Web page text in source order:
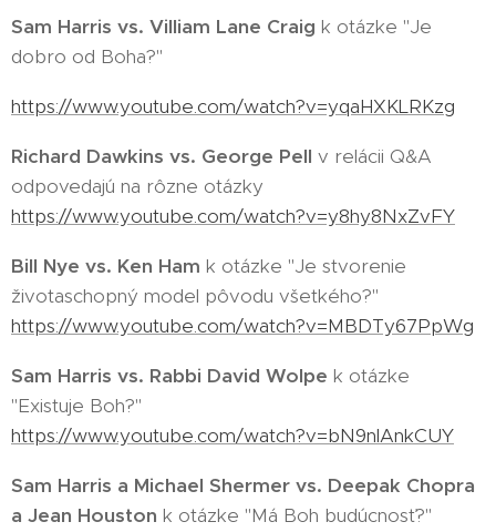
Sam Harris vs. Villiam Lane Craig k otázke "Je
dobro od Boha?"
https://www.youtube.com/watch?v=yqaHXKLRKzg
Richard Dawkins vs. George Pell v relácii Q&A
odpovedajú na rôzne otázky
https://www.youtube.com/watch?v=y8hy8NxZvFY
Bill Nye vs. Ken Ham k otázke "Je stvorenie
životaschopný model pôvodu všetkého?"
https://www.youtube.com/watch?v=MBDTy67PpWg
Sam Harris vs. Rabbi David Wolpe k otázke
"Existuje Boh?"
https://www.youtube.com/watch?v=bN9nlAnkCUY
Sam Harris a Michael Shermer vs. Deepak Chopra
a Jean Houston k otázke "Má Boh budúcnosť?"